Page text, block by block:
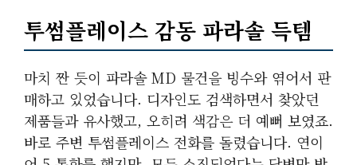
투썸플레이스 감동 파라솔 득템
마치 짠 듯이 파라솔 MD 물건을 빙수와 엮어서 판
매하고 있었습니다. 디자인도 검색하면서 찾았던
제품들과 유사했고, 오히려 색감은 더 예뻐 보였죠.
바로 주변 투썸플레이스 전화를 돌렸습니다. 연이